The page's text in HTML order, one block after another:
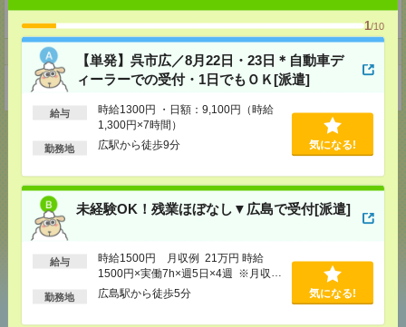
1/10
【単発】呉市広／8月22日・23日＊自動車デ
ィーラーでの受付・1日でもＯＫ[派遣]
給与
時給1300円 ・日額：9,100円（時給
1,300円×7時間）
勤務地 広駅から徒歩9分 気になる!
未経験OK！残業ほぼなし▼広島で受付[派遣]
給与
時給1500円 月収例 21万円 時給
1500円×実働7h×週5日×4週 ※月収例
を保証するものではありません。※給
勤務地 広島駅から徒歩5分 気になる!
事業所
東京都杉並区上荻1-18-3亀屋酒販第2ビル316号
応募ページへ